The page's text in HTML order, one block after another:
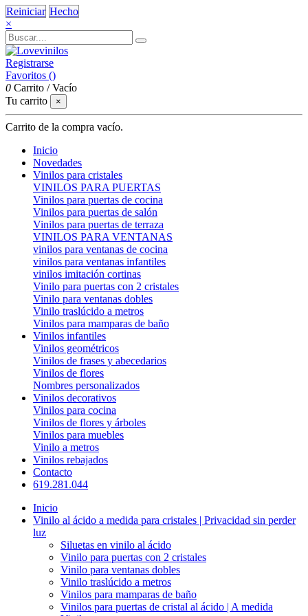
Reiniciar Hecho
×
Registrarse
Favoritos ()
0 Carrito /Vacío
Tu carrito
×
Carrito de la compra vacío.
Inicio
Novedades
Vinilos para cristales
VINILOS PARA PUERTAS
Vinilos para puertas de cocina
Vinilos para puertas de salón
Vinilos para puertas de terraza
VINILOS PARA VENTANAS
vinilos para ventanas de cocina
vinilos para ventanas infantiles
vinilos imitación cortinas
Vinilo para puertas con 2 cristales
Vinilo para ventanas dobles
Vinilo traslúcido a metros
Vinilos para mamparas de baño
Vinilos infantiles
Vinilos geométricos
Vinilos de frases y abecedarios
Vinilos de flores
Nombres personalizados
Vinilos decorativos
Vinilos para cocina
Vinilos de flores y árboles
Vinilos para muebles
Vinilo a metros
Vinilos rebajados
Contacto
619.281.044
Inicio
Vinilo al ácido a medida para cristales | Privacidad sin perder
luz
Siluetas en vinilo al ácido
Vinilo para puertas con 2 cristales
Vinilo para ventanas dobles
Vinilo traslúcido a metros
Vinilos para mamparas de baño
Vinilos para puertas de cristal al ácido | A medida